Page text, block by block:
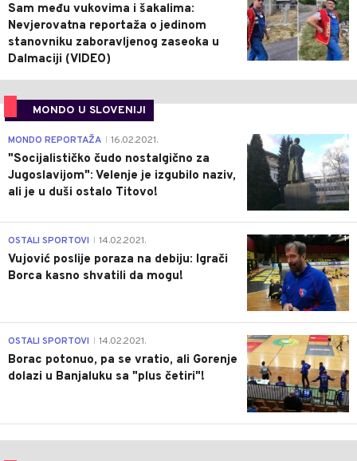
Sam među vukovima i šakalima:
Nevjerovatna reportaža o jedinom
stanovniku zaboravljenog zaseoka u
Dalmaciji (VIDEO)
MONDO U SLOVENIJI
4
MONDO REPORTAŽA 16.02.2021.
"Socijalističko čudo nostalgično za
Jugoslavijom": Velenje je izgubilo naziv,
ali je u duši ostalo Titovo!
1
OSTALI SPORTOVI 14.02.2021.
Vujović poslije poraza na debiju: Igrači
Borca kasno shvatili da mogu!
3
OSTALI SPORTOVI 14.02.2021.
Borac potonuo, pa se vratio, ali Gorenje
dolazi u Banjaluku sa "plus četiri"!